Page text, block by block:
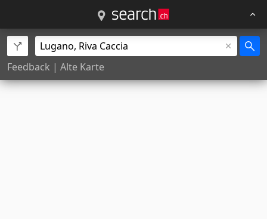
Feedback | Alte Karte